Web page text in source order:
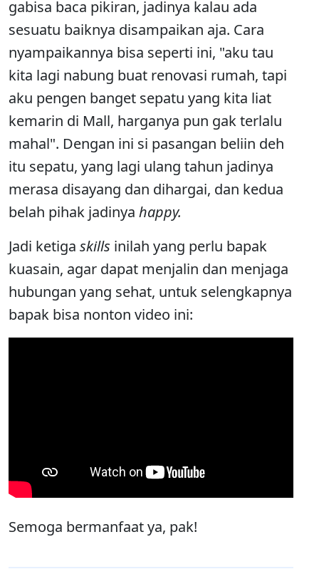
gabisa baca pikiran, jadinya kalau ada
sesuatu baiknya disampaikan aja. Cara
nyampaikannya bisa seperti ini, "aku tau
kita lagi nabung buat renovasi rumah, tapi
aku pengen banget sepatu yang kita liat
kemarin di Mall, harganya pun gak terlalu
mahal". Dengan ini si pasangan beliin deh
itu sepatu, yang lagi ulang tahun jadinya
merasa disayang dan dihargai, dan kedua
belah pihak jadinya happy.
Jadi ketiga skills inilah yang perlu bapak
kuasain, agar dapat menjalin dan menjaga
hubungan yang sehat, untuk selengkapnya
bapak bisa nonton video ini:
Semoga bermanfaat ya, pak!